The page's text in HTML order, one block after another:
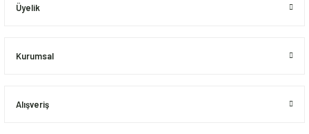
Üyelik
Kurumsal
Alışveriş